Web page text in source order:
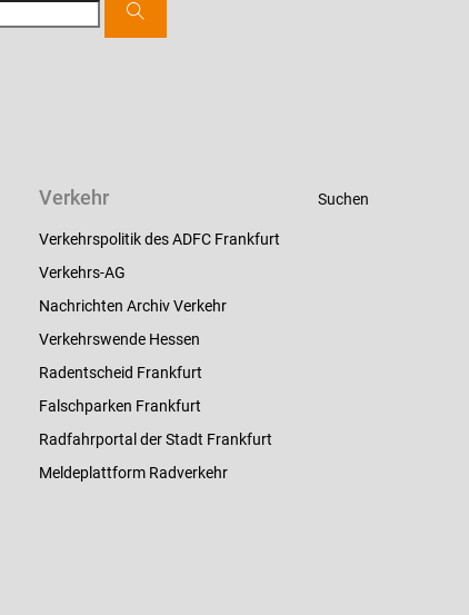
Verkehr
Verkehrspolitik des ADFC Frankfurt
Verkehrs-AG
Nachrichten Archiv Verkehr
Verkehrswende Hessen
Radentscheid Frankfurt
Falschparken Frankfurt
Radfahrportal der Stadt Frankfurt
Meldeplattform Radverkehr
Suchen